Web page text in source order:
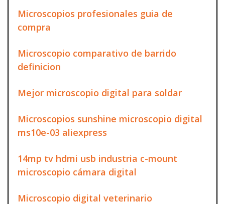
Microscopios profesionales guia de
compra
Microscopio comparativo de barrido
definicion
Mejor microscopio digital para soldar
Microscopios sunshine microscopio digital
ms10e-03 aliexpress
14mp tv hdmi usb industria c-mount
microscopio cámara digital
Microscopio digital veterinario